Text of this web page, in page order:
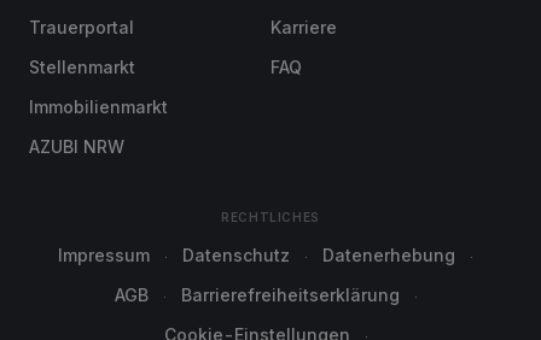
Trauerportal
Stellenmarkt
Immobilienmarkt
AZUBI NRW
Karriere
FAQ
RECHTLICHES
Impressum Datenschutz
Datenerhebung
AGB
Barrierefreiheitserklärung
Cookie-Einstellungen